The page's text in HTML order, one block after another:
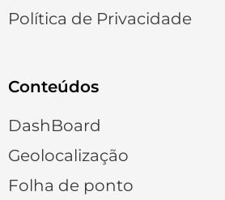
Política de Privacidade
Conteúdos
DashBoard
Geolocalização
Folha de ponto